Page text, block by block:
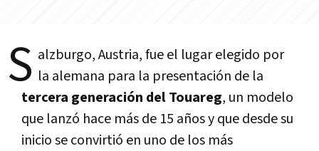
S alzburgo, Austria, fue el lugar elegido por
la alemana para la presentación de la
tercera generación del Touareg, un modelo
que lanzó hace más de 15 años y que desde su
inicio se convirtió en uno de los más